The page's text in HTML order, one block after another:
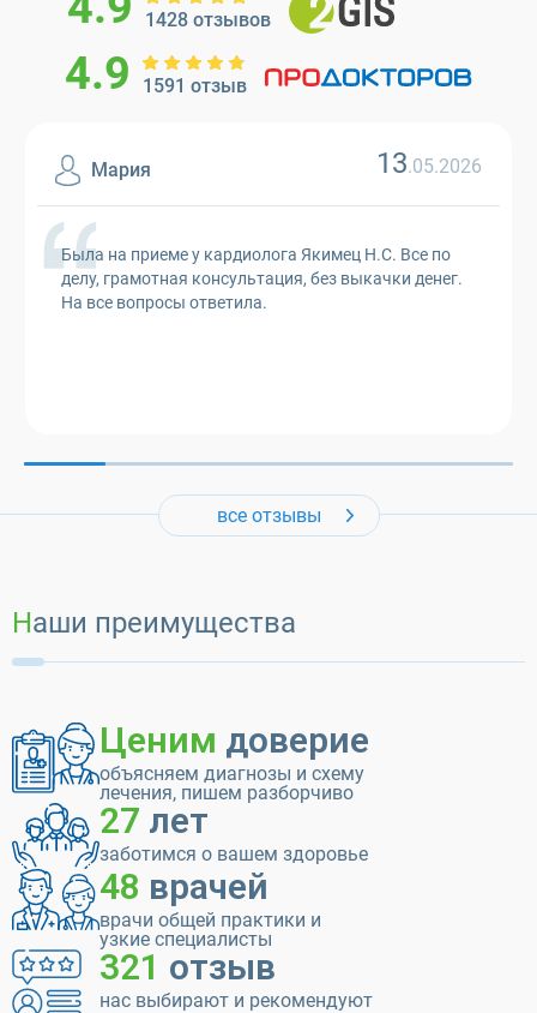
1428 отзывов
4.9 1591 отзыв
Мария 13.05.2026
Была на приеме у кардиолога Якимец Н.С. Все по
делу, грамотная консультация, без выкачки денег.
На все вопросы ответила.
все отзывы
Наши преимущества
Ценим доверие
объясняем диагнозы и схему
лечения, пишем разборчиво
27 лет
заботимся о вашем здоровье
48 врачей
врачи общей практики и
узкие специалисты
321 отзыв
нас выбирают и рекомендуют